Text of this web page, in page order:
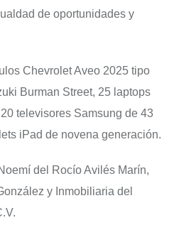
de oportunidades y
Chevrolet Aveo 2025 tipo
Burman Street, 25 laptops
televisores Samsung de 43
iPad de novena generación.
del Rocío Avilés Marín,
y Inmobiliaria del